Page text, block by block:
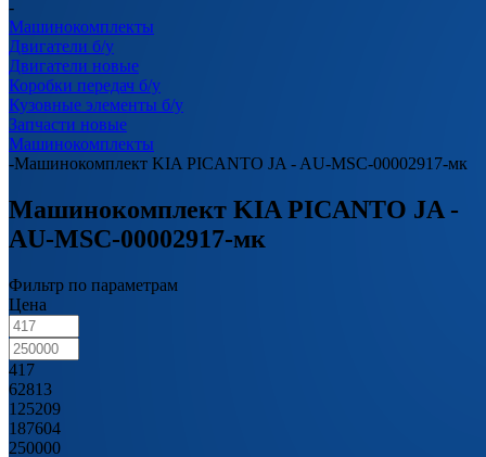
-
Машинокомплекты
Двигатели б/у
Двигатели новые
Коробки передач б/у
Кузовные элементы б/у
Запчасти новые
Машинокомплекты
-Машинокомплект KIA PICANTO JA - AU-MSC-00002917-мк
Машинокомплект KIA PICANTO JA -
AU-MSC-00002917-мк
Фильтр по параметрам
Цена
417
62813
125209
187604
250000